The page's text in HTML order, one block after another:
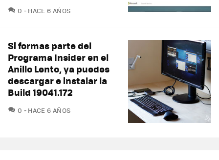
0 COMENTARIOS
HACE 6 AÑOS
Si formas parte del
Programa Insider en el
Anillo Lento, ya puedes
descargar e instalar la
Build 19041.172
0 COMENTARIOS
HACE 6 AÑOS